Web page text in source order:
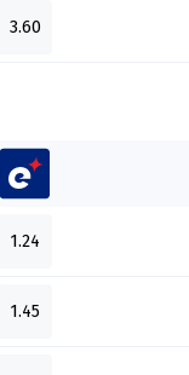
3.60
1.24
1.45